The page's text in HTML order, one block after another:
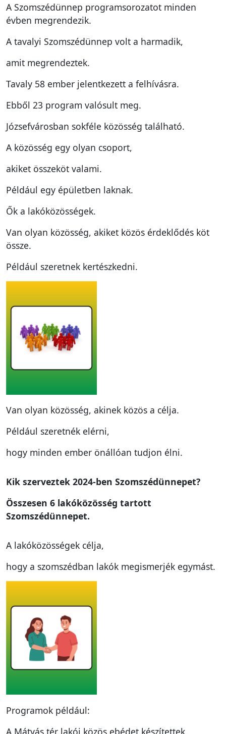
A Szomszédünnep programsorozatot minden
évben megrendezik.
A tavalyi Szomszédünnep volt a harmadik,
amit megrendeztek.
Tavaly 58 ember jelentkezett a felhívásra.
Ebből 23 program valósult meg.
Józsefvárosban sokféle közösség található.
A közösség egy olyan csoport,
akiket összeköt valami.
Például egy épületben laknak.
Ők a lakóközösségek.
Van olyan közösség, akiket közös érdeklődés köt
össze.
Például szeretnek kertészkedni.
Van olyan közösség, akinek közös a célja.
Például szeretnék elérni,
hogy minden ember önállóan tudjon élni.
Kik szerveztek 2024-ben Szomszédünnepet?
Összesen 6 lakóközösség tartott
Szomszédünnepet.
A lakóközösségek célja,
hogy a szomszédban lakók megismerjék egymást.
Programok például:
A Mátyás tér lakói közös ebédet készítettek.